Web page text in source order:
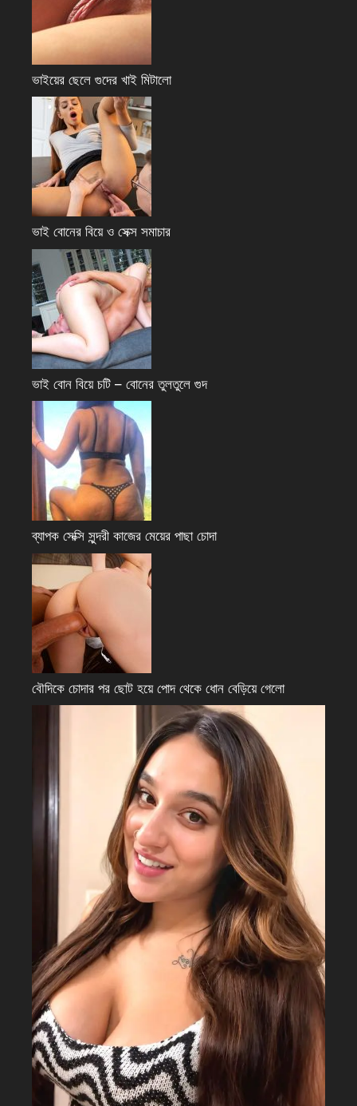
ভাইয়ের ছেলে গুদের খাই মিটালো
ভাই বোনের বিয়ে ও সেক্স সমাচার
ভাই বোন বিয়ে চটি – বোনের তুলতুলে গুদ
ব্যাপক সেক্সি সুন্দরী কাজের মেয়ের পাছা চোদা
বৌদিকে চোদার পর ছোট হয়ে পোদ থেকে ধোন বেড়িয়ে গেলো